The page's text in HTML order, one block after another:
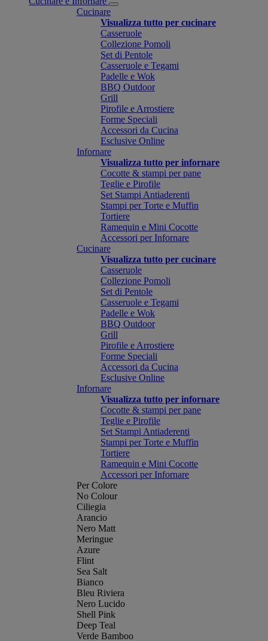
Cucinare
Visualizza tutto per cucinare
Casseruole
Collezione Pomoli
Set di Pentole
Casseruole e Tegami
Padelle e Wok
BBQ Outdoor
Grill
Pirofile e Arrostiere
Forme Speciali
Accessori da Cucina
Esclusive Online
Infornare
Visualizza tutto per infornare
Cocotte & stampi per pane
Teglie e Pirofile
Set Stampi Antiaderenti
Stampi per Torte e Muffin
Tortiere
Ramequin e Mini Cocotte
Accessori per Infornare
Cucinare
Visualizza tutto per cucinare
Casseruole
Collezione Pomoli
Set di Pentole
Casseruole e Tegami
Padelle e Wok
BBQ Outdoor
Grill
Pirofile e Arrostiere
Forme Speciali
Accessori da Cucina
Esclusive Online
Infornare
Visualizza tutto per infornare
Cocotte & stampi per pane
Teglie e Pirofile
Set Stampi Antiaderenti
Stampi per Torte e Muffin
Tortiere
Ramequin e Mini Cocotte
Accessori per Infornare
Per Colore
No Colour
Ciliegia
Arancio
Nero Matt
Meringue
Azure
Flint
Sea Salt
Bianco
Bleu Riviera
Nero Lucido
Shell Pink
Deep Teal
Verde Bamboo